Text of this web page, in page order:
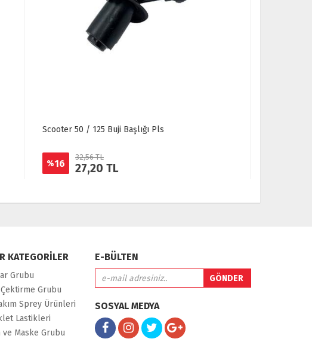
Scooter 50 / 125 Buji Başlığı Pls
%16
32,56 TL
27,20 TL
KATEGORİLER
Grubu
Grubu
Sprey Ürünleri
Lastikleri
ve Maske Grubu
E-BÜLTEN
SOSYAL MEDYA